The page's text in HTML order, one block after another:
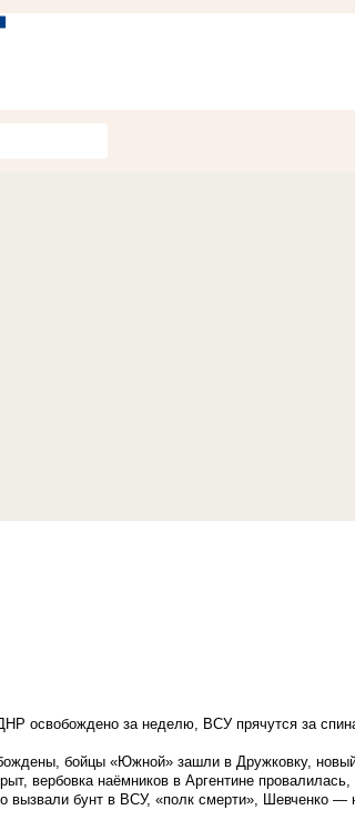
освобождено за неделю, ВСУ прячутся за
бойцы «Южной» зашли в Дружковку,
вербовка наёмников в Аргентине
вызвали бунт в ВСУ, «полк смерти», Шевченко —